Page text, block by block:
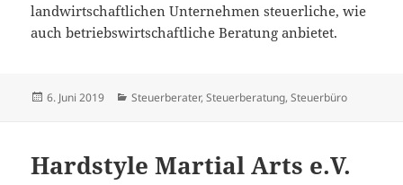
landwirtschaftlichen Unternehmen steuerliche, wie
auch betriebswirtschaftliche Beratung anbietet.
Veröffentlicht
6. Juni 2019 Kategorien
Steuerberater,Steuerberatung,Steuerbüro
Hardstyle Martial Arts e.V.